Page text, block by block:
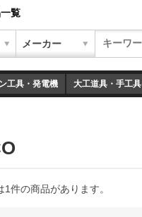
覧
工具・発電機 大工道具・手工具
1件の商品があります。